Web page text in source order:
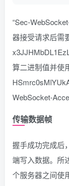
“Sec-
器接受请求后需
算二进制值并使
WebSocket-
传输数据帧
握手成功完成后
端写入数据。所
个服务器之间使